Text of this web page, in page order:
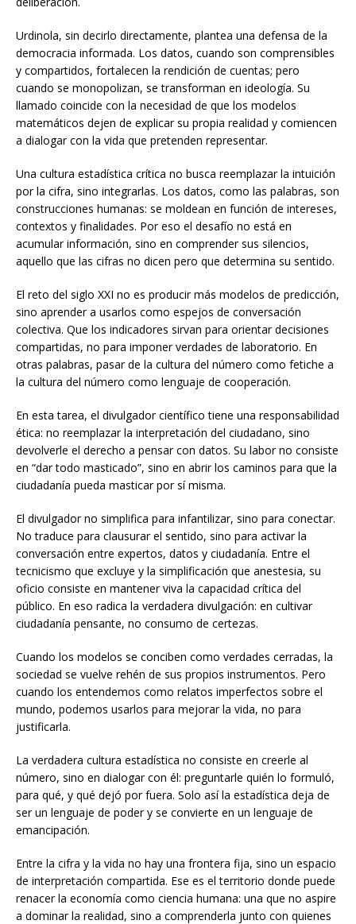
Urdinola, sin decirlo directamente, plantea una defensa de la
democracia informada. Los datos, cuando son comprensibles
y compartidos, fortalecen la rendición de cuentas; pero
cuando se monopolizan, se transforman en ideología. Su
llamado coincide con la necesidad de que los modelos
matemáticos dejen de explicar su propia realidad y comiencen
a dialogar con la vida que pretenden representar.
Una cultura estadística crítica no busca reemplazar la intuición
por la cifra, sino integrarlas. Los datos, como las palabras, son
construcciones humanas: se moldean en función de intereses,
contextos y finalidades. Por eso el desafío no está en
acumular información, sino en comprender sus silencios,
aquello que las cifras no dicen pero que determina su sentido.
El reto del siglo XXI no es producir más modelos de predicción,
sino aprender a usarlos como espejos de conversación
colectiva. Que los indicadores sirvan para orientar decisiones
compartidas, no para imponer verdades de laboratorio. En
otras palabras, pasar de la cultura del número como fetiche a
la cultura del número como lenguaje de cooperación.
En esta tarea, el divulgador científico tiene una responsabilidad
ética: no reemplazar la interpretación del ciudadano, sino
devolverle el derecho a pensar con datos. Su labor no consiste
en “dar todo masticado”, sino en abrir los caminos para que la
ciudadanía pueda masticar por sí misma.
El divulgador no simplifica para infantilizar, sino para conectar.
No traduce para clausurar el sentido, sino para activar la
conversación entre expertos, datos y ciudadanía. Entre el
tecnicismo que excluye y la simplificación que anestesia, su
oficio consiste en mantener viva la capacidad crítica del
público. En eso radica la verdadera divulgación: en cultivar
ciudadanía pensante, no consumo de certezas.
Cuando los modelos se conciben como verdades cerradas, la
sociedad se vuelve rehén de sus propios instrumentos. Pero
cuando los entendemos como relatos imperfectos sobre el
mundo, podemos usarlos para mejorar la vida, no para
justificarla.
La verdadera cultura estadística no consiste en creerle al
número, sino en dialogar con él: preguntarle quién lo formuló,
para qué, y qué dejó por fuera. Solo así la estadística deja de
ser un lenguaje de poder y se convierte en un lenguaje de
emancipación.
Entre la cifra y la vida no hay una frontera fija, sino un espacio
de interpretación compartida. Ese es el territorio donde puede
renacer la economía como ciencia humana: una que no aspire
a dominar la realidad, sino a comprenderla junto con quienes